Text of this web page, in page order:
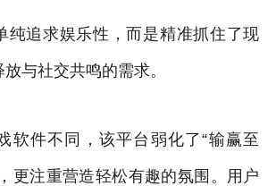
纯追求娱乐性，而是精准抓住了现
与社交共鸣的需求。
软件不同，该平台弱化了“输赢至
更注重营造轻松有趣的氛围。用户